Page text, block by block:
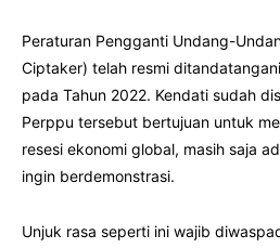
Peraturan Pengganti Undang-
Ciptaker) telah resmi
pada Tahun 2022. Kendati sudah
Perppu tersebut bertujuan untuk
resesi ekonomi global, masih saja
ingin berdemonstrasi.
Unjuk rasa seperti ini wajib